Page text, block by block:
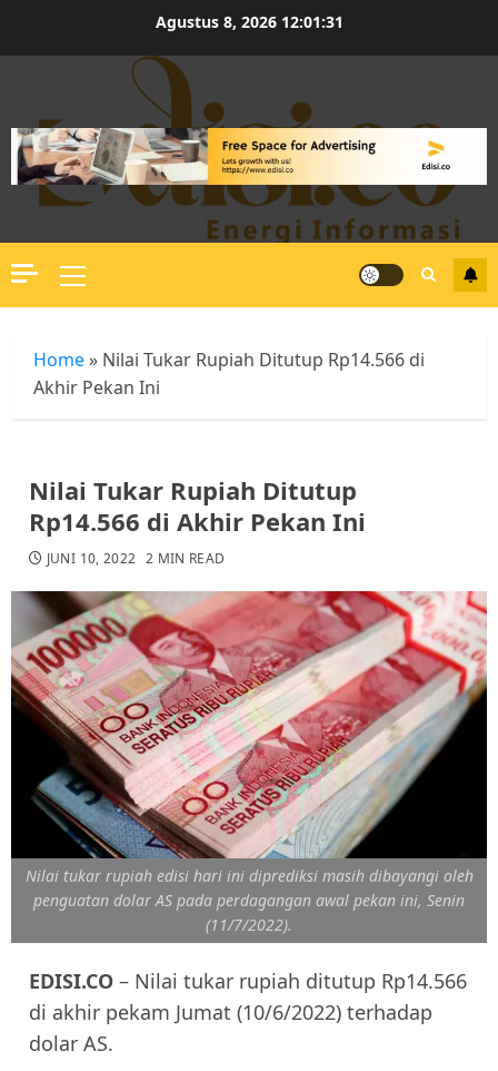
Agustus 8, 2026 12:01:32
Primary
Menu
Home » Nilai Tukar Rupiah Ditutup Rp14.566 di
Akhir Pekan Ini
Nilai Tukar Rupiah Ditutup
Rp14.566 di Akhir Pekan Ini
JUNI 10, 2022 2 MIN READ
Nilai tukar rupiah edisi hari ini diprediksi masih dibayangi oleh
penguatan dolar AS pada perdagangan awal pekan ini, Senin
(11/7/2022).
EDISI.CO – Nilai tukar rupiah ditutup Rp14.566
di akhir pekam Jumat (10/6/2022) terhadap
dolar AS.